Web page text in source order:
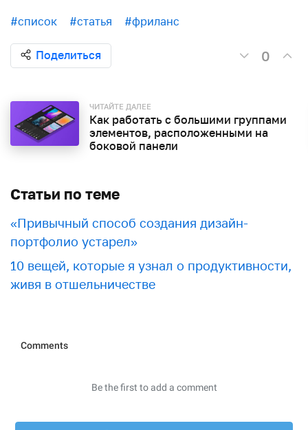
#список #статья #фриланс
Поделиться 0
ЧИТАЙТЕ ДАЛЕЕ
Как работать с большими группами
элементов, расположенными на
боковой панели
Статьи по теме
«Привычный способ создания дизайн-
портфолио устарел»
10 вещей, которые я узнал о продуктивности,
живя в отшельничестве